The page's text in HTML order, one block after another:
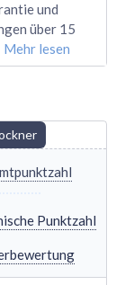
und
über 15
Mehr lesen
Punktzahl